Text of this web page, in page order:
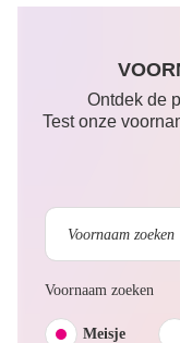
Ontdek de
Test onze
Voornaam zoeken
Meisje